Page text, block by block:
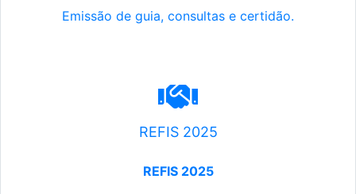
Emissão de guia, consultas e certidão.
REFIS 2025
REFIS 2025